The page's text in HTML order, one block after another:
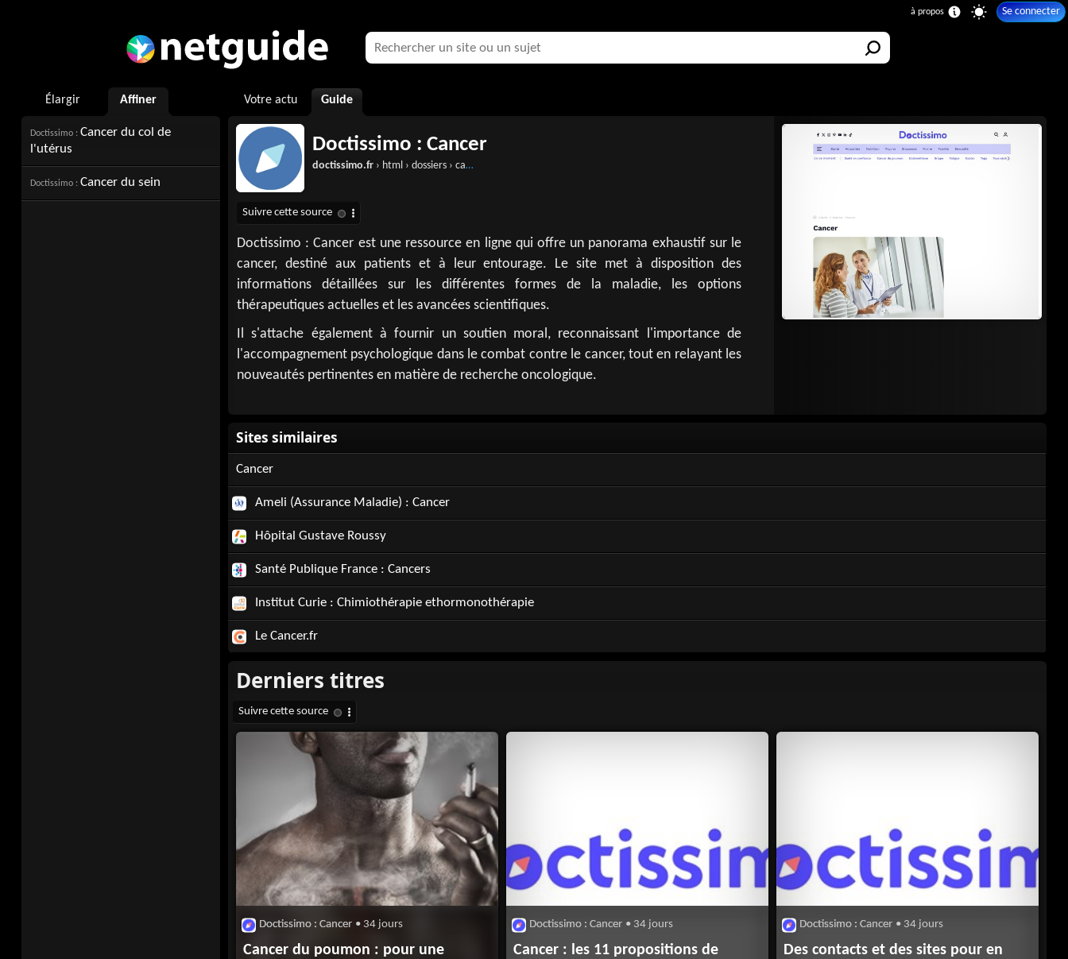
Se connecter
Élargir Affiner
Doctissimo : Cancer du col de
l'utérus
Doctissimo : Cancer du sein
Votre actu Guide
Doctissimo : Cancer
doctissimo.fr › html › dossiers › cancer › cancer.htm
Doctissimo : Cancer est une ressource en ligne qui offre un panorama exhaustif sur le
cancer, destiné aux patients et à leur entourage. Le site met à disposition des
informations détaillées sur les différentes formes de la maladie, les options
thérapeutiques actuelles et les avancées scientifiques.
Il s'attache également à fournir un soutien moral, reconnaissant l'importance de
l'accompagnement psychologique dans le combat contre le cancer, tout en relayant les
nouveautés pertinentes en matière de recherche oncologique.
Cancer
Ameli (Assurance Maladie) : Cancer
Hôpital Gustave Roussy
Santé Publique France : Cancers
Institut Curie : Chimiothérapie ethormonothérapie
Le Cancer.fr
Doctissimo : Cancer • 34 jours
Cancer du poumon : pour une
Doctissimo : Cancer • 34 jours
Cancer : les 11 propositions de
Doctissimo : Cancer • 34 jours
Des contacts et des sites pour en